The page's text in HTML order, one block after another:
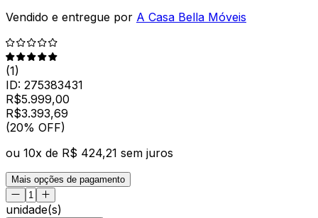
Vendido e entregue por A Casa Bella Móveis
(1)
ID: 275383431
R$5.999,00
R$3.393,69
(20% OFF)
ou 10x de R$ 424,21 sem juros
Mais opções de pagamento
unidade(s)